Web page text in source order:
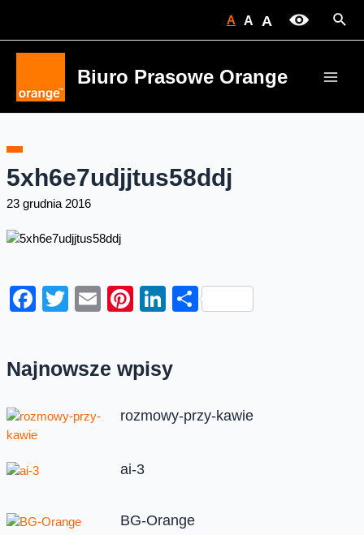
A A A
Biuro Prasowe Orange
5xh6e7udjjtus58ddj
23 grudnia 2016
Facebook
Twitter
EmailPinterest
LinkedIn
Share
Najnowsze wpisy
rozmowy-przy-kawie
ai-3
BG-Orange